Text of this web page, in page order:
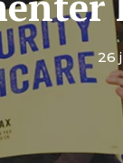
26